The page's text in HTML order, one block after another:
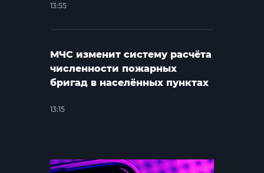
13:55
МЧС изменит систему расчёта
численности пожарных
бригад в населённых пунктах
13:15